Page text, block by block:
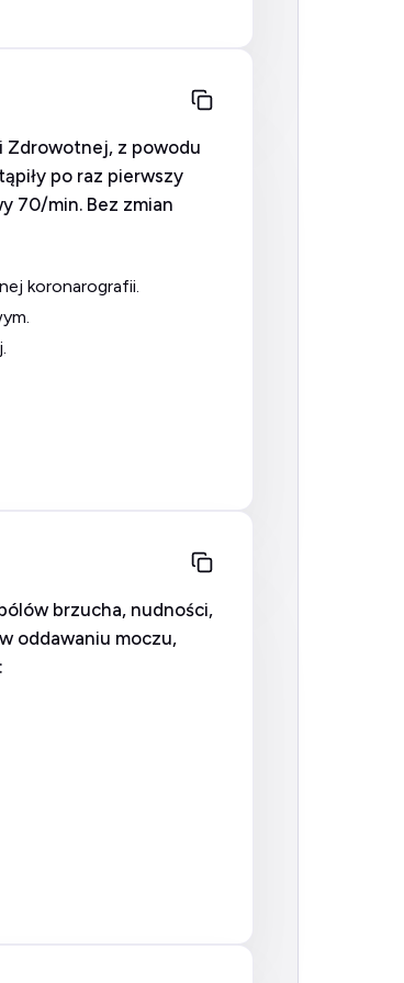
Zdrowotnej, z powodu
po raz pierwszy
70/min. Bez zmian
koronarografii.
brzucha, nudności,
oddawaniu moczu,